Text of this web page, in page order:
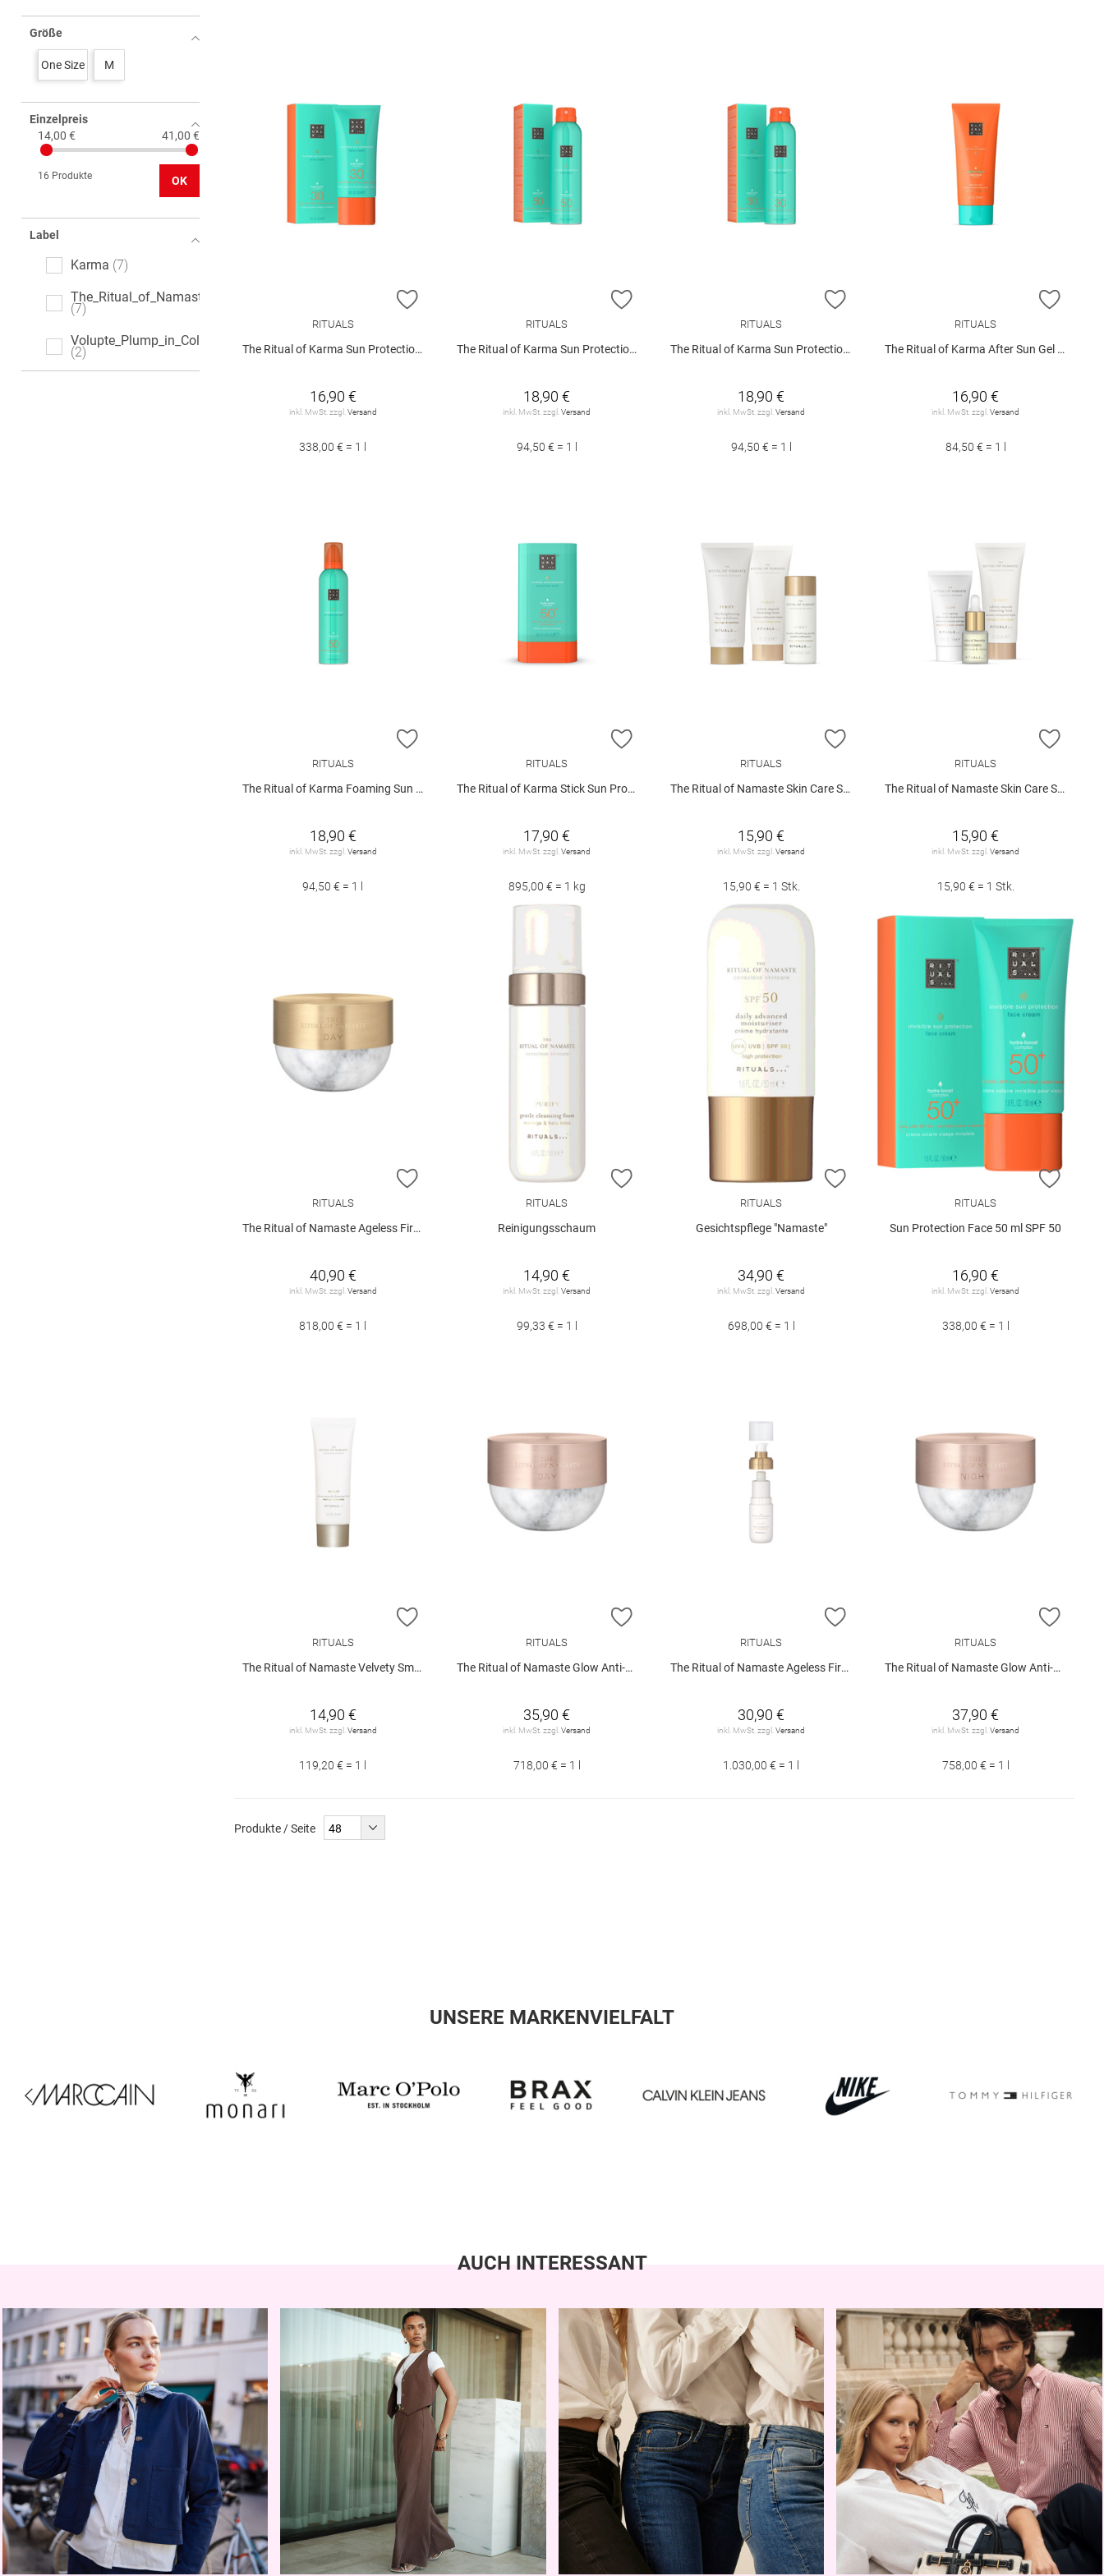
Größe
One Size M
Einzelpreis
14,00 €
41,00 €
16 Produkte OK
Label
Karma 7
The_Ritual_of_Namaste
7
Volupte_Plump_in_Colour
2
ZUR WUNSCHLISTE HINZUFÜGEN
RITUALS
The Ritual of Karma Sun Protection Face Cream SPF 30
16,90 €
inkl. MwSt. zzgl. Versand
338,00 € = 1 l
ZUR WUNSCHLISTE HINZUFÜGEN
RITUALS
The Ritual of Karma Sun Protection Milky Spray SPF 50
18,90 €
inkl. MwSt. zzgl.Versand
94,50 € = 1 l
RITUALS
The Ritual of Karma Sun Protection Milky Spray SPF 30
18,90 €
inkl. MwSt. zzgl.Versand
94,50 € = 1 l
ZUR
RITUALS
The Ritual of Karma After Sun Gel 200ml
16,90 €
inkl. MwSt. zzgl.Versand
84,50 € = 1 l
ZUR WUNSCHLISTE HINZUFÜGEN
RITUALS
The Ritual of Karma Foaming Sun Protection SPF 50 200ml
18,90 €
inkl. MwSt. zzgl. Versand
94,50 € = 1 l
ZUR WUNSCHLISTE HINZUFÜGEN
RITUALS
The Ritual of Karma Stick Sun Protection SPF 50+ 20g
17,90 €
inkl. MwSt. zzgl.Versand
895,00 € = 1 kg
RITUALS
The Ritual of Namaste Skin Care Set - Cleanse
15,90 €
inkl. MwSt. zzgl.Versand
15,90 € = 1 Stk.
ZUR
RITUALS
The Ritual of Namaste Skin Care Set - Daily Routine
15,90 €
inkl. MwSt. zzgl.Versand
15,90 € = 1 Stk.
ZUR WUNSCHLISTE HINZUFÜGEN
RITUALS
The Ritual of Namaste Ageless Firming Day Cream
40,90 €
inkl. MwSt. zzgl. Versand
818,00 € = 1 l
ZUR WUNSCHLISTE HINZUFÜGEN
RITUALS
Reinigungsschaum
14,90 €
inkl. MwSt. zzgl.Versand
99,33 € = 1 l
RITUALS
Gesichtspflege "Namaste"
34,90 €
inkl. MwSt. zzgl.Versand
698,00 € = 1 l
ZUR
RITUALS
Sun Protection Face 50 ml SPF 50
16,90 €
inkl. MwSt. zzgl.Versand
338,00 € = 1 l
ZUR WUNSCHLISTE HINZUFÜGEN
RITUALS
The Ritual of Namaste Velvety Smooth Cleansing Foam
14,90 €
inkl. MwSt. zzgl. Versand
119,20 € = 1 l
ZUR WUNSCHLISTE HINZUFÜGEN
RITUALS
The Ritual of Namaste Glow Anti-Ageing Day Cream
35,90 €
inkl. MwSt. zzgl.Versand
718,00 € = 1 l
RITUALS
The Ritual of Namaste Ageless Firming Serum Refill
30,90 €
inkl. MwSt. zzgl.Versand
1.030,00 € = 1 l
ZUR
RITUALS
The Ritual of Namaste Glow Anti-Ageing Night Cream
37,90 €
inkl. MwSt. zzgl.Versand
758,00 € = 1 l
Produkte / Seite
UNSERE MARKENVIELFALT
AUCH INTERESSANT